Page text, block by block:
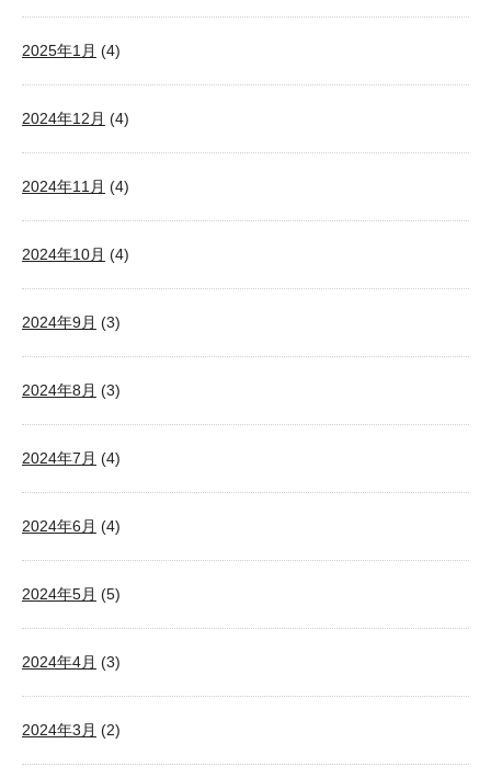
2025年1月 (4)
2024年12月 (4)
2024年11月 (4)
2024年10月 (4)
2024年9月 (3)
2024年8月 (3)
2024年7月 (4)
2024年6月 (4)
2024年5月 (5)
2024年4月 (3)
2024年3月 (2)